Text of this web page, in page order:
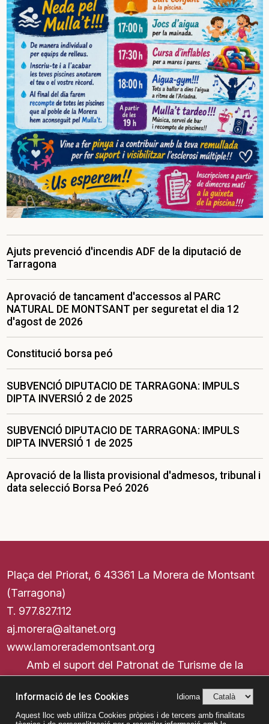
Ajuts prevenció d'incendis ADF de la diputació de
Tarragona
Aprovació de tancament d'accessos al PARC
NATURAL DE MONTSANT per seguretat el dia 12
d'agost de 2026
Constitució borsa peó
SUBVENCIÓ DIPUTACIO DE TARRAGONA: IMPULS
DIPTA INVERSIÓ 2 de 2025
SUBVENCIÓ DIPUTACIO DE TARRAGONA: IMPULS
DIPTA INVERSIÓ 1 de 2025
Aprovació de la llista provisional d'admesos, tribunal i
data selecció Borsa Peó 2026
Plaça del Priorat, 6 43361 La Morera de Montsant
(Tarragona)
T. 977.827.112
aj.morera@altanet.org
www.lamorerademontsant.org
Amb el suport del Patronat de Turisme de la
Informació de les Cookies Idioma
Aquest lloc web utilitza Cookies pròpies i de tercers amb finalitats